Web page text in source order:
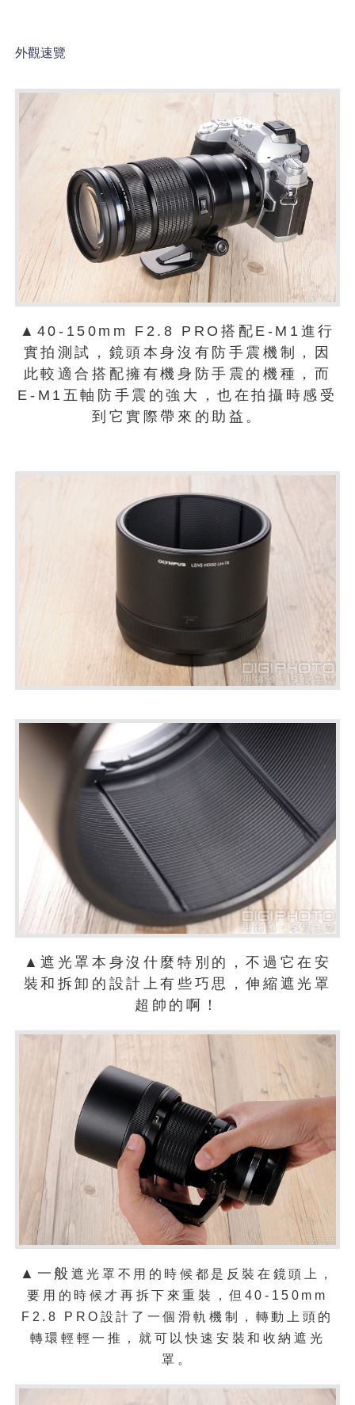
外觀速覽
▲40-150mm F2.8 PRO搭配E-M1進行
實拍測試，鏡頭本身沒有防手震機制，因
此較適合搭配擁有機身防手震的機種，而
E-M1五軸防手震的強大，也在拍攝時感受
到它實際帶來的助益。
▲遮光罩本身沒什麼特別的，不過它在安
裝和拆卸的設計上有些巧思，伸縮遮光罩
超帥的啊！
▲一般 遮光罩不用的時候都是反裝在鏡頭上，
要用的時候才再拆下來重裝，但 40-150mm
F2.8 PRO設計了一個滑軌機制，轉動上頭的
轉環輕輕一推，就可以快速安裝和收納遮光
罩。